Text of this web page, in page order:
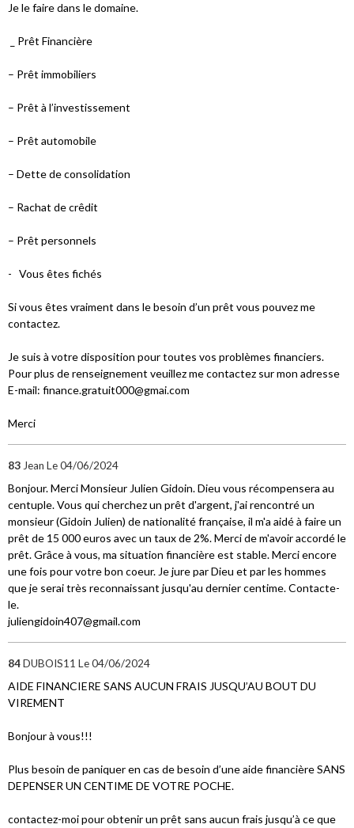
Je le faire dans le domaine.
_ Prêt Financière
– Prêt immobiliers
– Prêt à l’investissement
– Prêt automobile
– Dette de consolidation
– Rachat de crêdit
– Prêt personnels
- Vous êtes fichés
Si vous êtes vraiment dans le besoin d’un prêt vous pouvez me
contactez.
Je suis à votre disposition pour toutes vos problèmes financiers.
Pour plus de renseignement veuillez me contactez sur mon adresse
E-mail: finance.gratuit000@gmai.com
Merci
83 Jean Le 04/06/2024
Bonjour. Merci Monsieur Julien Gidoin. Dieu vous récompensera au
centuple. Vous qui cherchez un prêt d'argent, j'ai rencontré un
monsieur (Gidoin Julien) de nationalité française, il m'a aidé à faire un
prêt de 15 000 euros avec un taux de 2%. Merci de m'avoir accordé le
prêt. Grâce à vous, ma situation financière est stable. Merci encore
une fois pour votre bon coeur. Je jure par Dieu et par les hommes
que je serai très reconnaissant jusqu'au dernier centime. Contacte-
le.
juliengidoin407@gmail.com
84DUBOIS11 Le 04/06/2024
AIDE FINANCIERE SANS AUCUN FRAIS JUSQU’AU BOUT DU
VIREMENT
Bonjour à vous!!!
Plus besoin de paniquer en cas de besoin d’une aide financière SANS
DEPENSER UN CENTIME DE VOTRE POCHE.
contactez-moi pour obtenir un prêt sans aucun frais jusqu’à ce que